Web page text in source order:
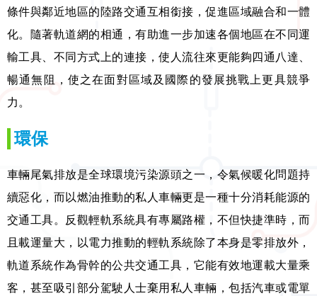
條件與鄰近地區的陸路交通互相銜接，促進區域融合和一體
化。隨著軌道網的相通，有助進一步加速各個地區在不同運
輸工具、不同方式上的連接，使人流往來更能夠四通八達、
暢通無阻，使之在面對區域及國際的發展挑戰上更具競爭
力。
環保
車輛尾氣排放是全球環境污染源頭之一，令氣候暖化問題持
續惡化，而以燃油推動的私人車輛更是一種十分消耗能源的
交通工具。反觀輕軌系統具有專屬路權，不但快捷準時，而
且載運量大，以電力推動的輕軌系統除了本身是零排放外，
軌道系統作為骨幹的公共交通工具，它能有效地運載大量乘
客，甚至吸引部分駕駛人士棄用私人車輛，包括汽車或電單